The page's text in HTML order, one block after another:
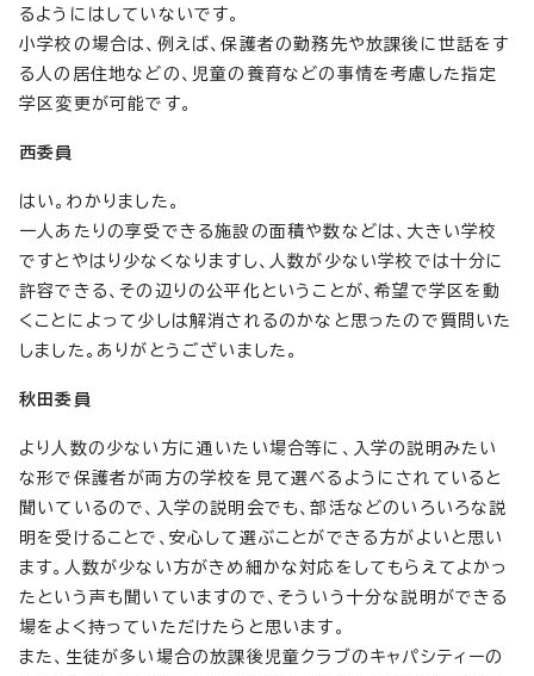
るようにはしていないです。
小学校の場合は、例えば、保護者の勤務先や放課後に世話をす
る人の居住地などの、児童の養育などの事情を考慮した指定
学区変更が可能です。
西委員
はい。わかりました。
一人あたりの享受できる施設の面積や数などは、大きい学校
ですとやはり少なくなりますし、人数が少ない学校では十分に
許容できる、その辺りの公平化ということが、希望で学区を動
くことによって少しは解消されるのかなと思ったので質問いた
しました。ありがとうございました。
秋田委員
より人数の少ない方に通いたい場合等に、入学の説明みたい
な形で保護者が両方の学校を見て選べるようにされていると
聞いているので、入学の説明会でも、部活などのいろいろな説
明を受けることで、安心して選ぶことができる方がよいと思い
ます。人数が少ない方がきめ細かな対応をしてもらえてよかっ
たという声も聞いていますので、そういう十分な説明ができる
場をよく持っていただけたらと思います。
また、生徒が多い場合の放課後児童クラブのキャパシティーの